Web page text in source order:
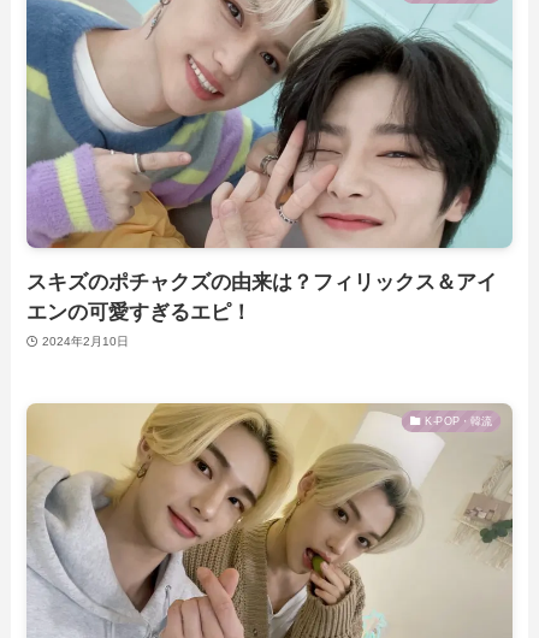
スキズのポチャクズの由来は？フィリックス＆アイ
エンの可愛すぎるエピ！
2024年2月10日
K-POP・韓流